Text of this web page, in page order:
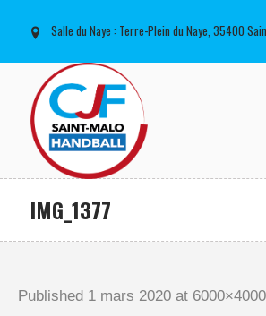
Salle du Naye : Terre-Plein du Naye, 35400
IMG_1377
Published 1 mars 2020 at